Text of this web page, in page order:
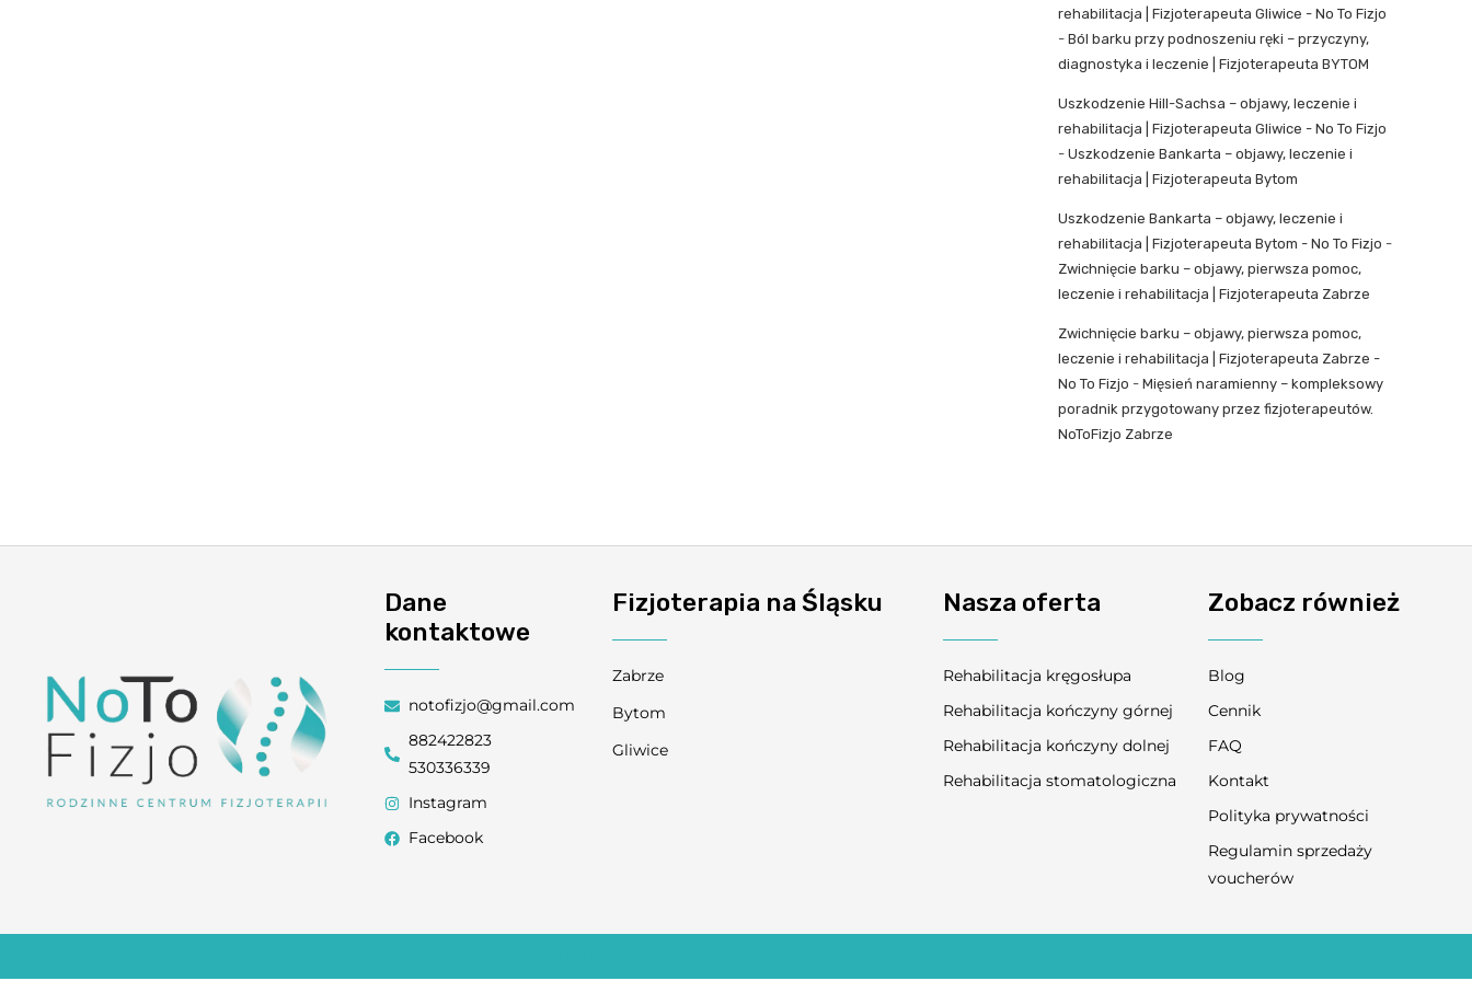
rehabilitacja | Fizjoterapeuta Gliwice - No To Fizjo
- Ból barku przy podnoszeniu ręki – przyczyny,
diagnostyka i leczenie | Fizjoterapeuta BYTOM
Uszkodzenie Hill-Sachsa – objawy, leczenie i
rehabilitacja | Fizjoterapeuta Gliwice - No To Fizjo
- Uszkodzenie Bankarta – objawy, leczenie i
rehabilitacja | Fizjoterapeuta Bytom
Uszkodzenie Bankarta – objawy, leczenie i
rehabilitacja | Fizjoterapeuta Bytom - No To Fizjo -
Zwichnięcie barku – objawy, pierwsza pomoc,
leczenie i rehabilitacja | Fizjoterapeuta Zabrze
Zwichnięcie barku – objawy, pierwsza pomoc,
leczenie i rehabilitacja | Fizjoterapeuta Zabrze -
No To Fizjo - Mięsień naramienny – kompleksowy
poradnik przygotowany przez fizjoterapeutów.
NoToFizjo Zabrze
Dane
kontaktowe
notofizjo@gmail.com
882422823
530336339
Instagram
Facebook
Fizjoterapia na Śląsku
Zabrze
Bytom
Gliwice
Nasza oferta
Rehabilitacja kręgosłupa
Rehabilitacja kończyny górnej
Rehabilitacja kończyny dolnej
Rehabilitacja stomatologiczna
Zobacz również
Blog
Cennik
FAQ
Kontakt
Polityka prywatności
Regulamin sprzedaży
voucherów